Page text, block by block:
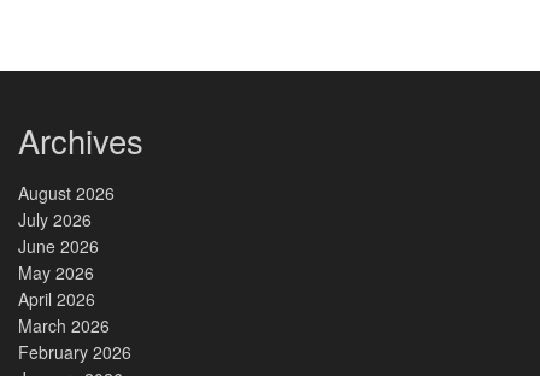
Archives
August 2026
July 2026
June 2026
May 2026
April 2026
March 2026
February 2026